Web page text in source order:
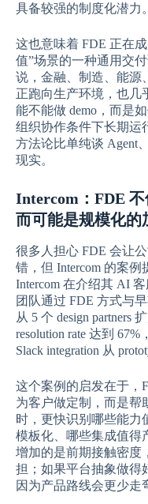
具备较强的制度化潜力。
这也意味着 FDE 正在
值”场景的一种通用交
说，金融、制造、能源
正跑向生产环境，也几
能不能做 demo，而是
组织协作条件下长期运
方法论比单纯谈 Agent
现实。
Intercom：FDE
而可能是规模化的
很多人担心 FDE 会让
错，但 Intercom 的案例
Intercom 在介绍其 AI
团队通过 FDE 方式与
从 5 个 design partners
resolution rate 达到
Slack integration 从
这个案例的启发在于，
为客户做定制，而是帮
时，更快识别哪些能力
模板化、哪些集成值得
增加的是前期接触密度
担；如果平台抽象做得
因为产品路线会更少走